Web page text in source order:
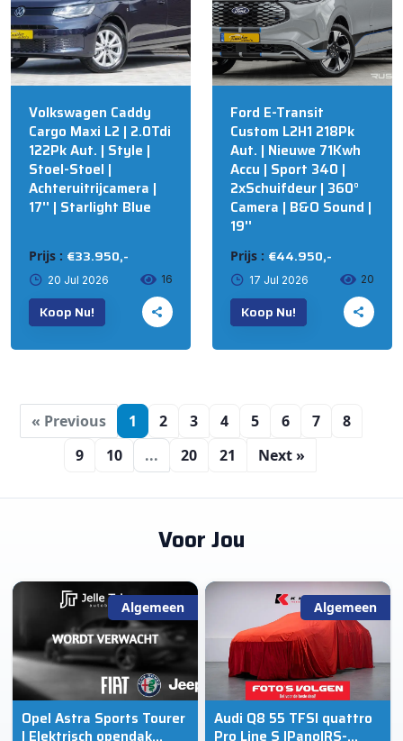
Volkswagen Caddy
Cargo Maxi L2 | 2.0Tdi
122Pk Aut. | Style |
Stoel-Stoel |
Achteruitrijcamera |
17'' | Starlight Blue
Prijs : €33.950,-
20 Jul 2026 16
Koop Nu!
Ford E-Transit
Custom L2H1 218Pk
Aut. | Nieuwe 71Kwh
Accu | Sport 340 |
2xSchuifdeur | 360°
Camera | B&O Sound |
19''
Prijs : €44.950,-
17 Jul 2026 20
Koop Nu!
« Previous 1 2 3 4 5 6 7
8
9
10 ... 20 21 Next »
Voor Jou
Algemeen
Opel Astra Sports Tourer
| Elektrisch opendak
Algemeen
Audi Q8 55 TFSI quattro
Pro Line S |Pano|RS-